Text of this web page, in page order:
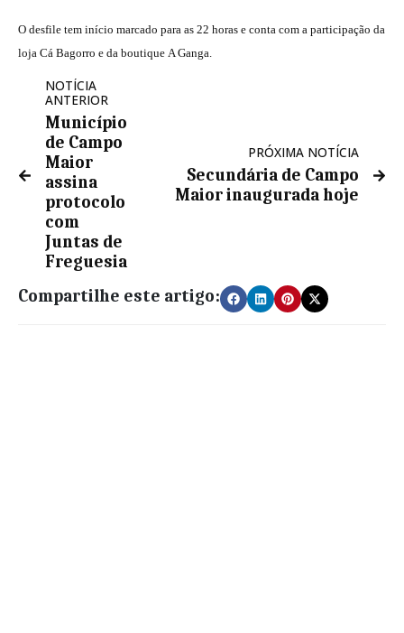
O desfile tem início marcado para as 22 horas e conta com a participação da
loja Cá Bagorro e da boutique A Ganga.
NOTÍCIA
ANTERIOR
Município
de Campo
Maior
assina
protocolo
com
Juntas de
Freguesia
PRÓXIMA NOTÍCIA
Secundária de Campo
Maior inaugurada hoje
Compartilhe este artigo: